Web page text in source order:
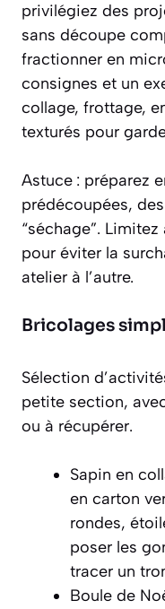
privilégiez des
sans découpe
fractionner en
consignes et un
collage, frottage,
texturés pour
Astuce : préparez
prédécoupées,
“séchage”.
pour éviter la
atelier à l’autre.
Bricolages
Sélection
petite section,
ou à récupérer.
Sapin en
en carton
rondes,
poser les
tracer un
Boule de